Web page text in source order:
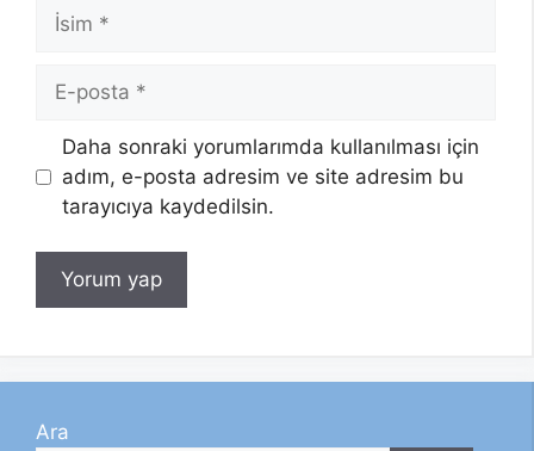
İsim
posta
Daha sonraki yorumlarımda kullanılması için
adım, e-posta adresim ve site adresim bu
tarayıcıya kaydedilsin.
Ara